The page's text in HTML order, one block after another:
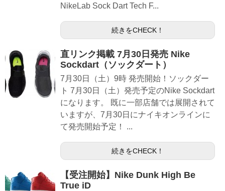
NikeLab Sock Dart Tech F...
続きをCHECK！
直リンク掲載 7月30日発売 Nike
Sockdart（ソックダート）
7月30日（土）9時 発売開始！ソックダー
ト 7月30日（土）発売予定のNike Sockdart
になります。 既に一部店舗では展開されて
いますが、7月30日にナイキオンラインに
て発売開始予定！ ...
続きをCHECK！
【受注開始】Nike Dunk High Be
True iD